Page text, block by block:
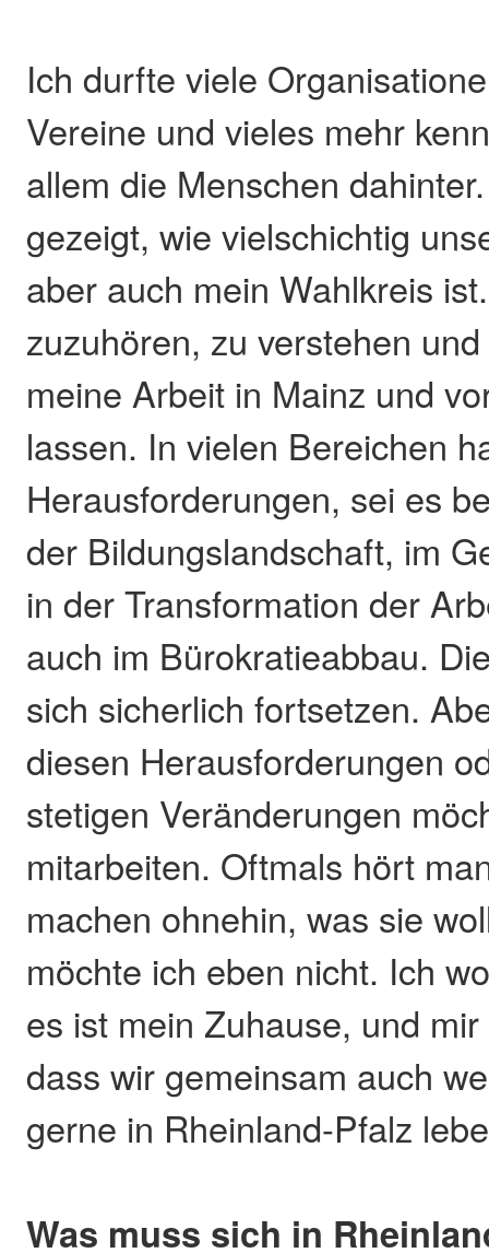
Ich durfte viele
Vereine und vieles mehr
allem die Menschen
gezeigt, wie vielschichtig
aber auch mein Wahlkreis
zuzuhören, zu verstehen
meine Arbeit in Mainz und
lassen. In vielen Bereichen
Herausforderungen, sei es
der Bildungslandschaft, im
in der Transformation der
auch im Bürokratieabbau.
sich sicherlich fortsetzen.
diesen Herausforderungen
stetigen Veränderungen
mitarbeiten. Oftmals hört
machen ohnehin, was sie
möchte ich eben nicht. Ich
es ist mein Zuhause, und
dass wir gemeinsam auch
gerne in Rheinland-Pfalz
Was muss sich in